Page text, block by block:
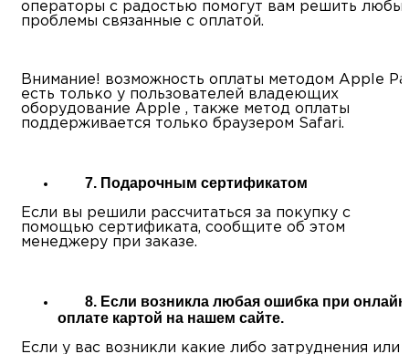
операторы с радостью помогут вам решить
проблемы связанные с оплатой.
Внимание! возможность оплаты методом Apple
есть только у пользователей владеющих
оборудование Apple , также метод оплаты
поддерживается только браузером Safari.
7. Подарочным сертификатом
Если вы решили рассчитаться за покупку с
помощью сертификата, сообщите об этом
менеджеру при заказе.
8. Если возникла любая ошибка при онлайн
оплате картой на нашем сайте.
Если у вас возникли какие либо затруднения или